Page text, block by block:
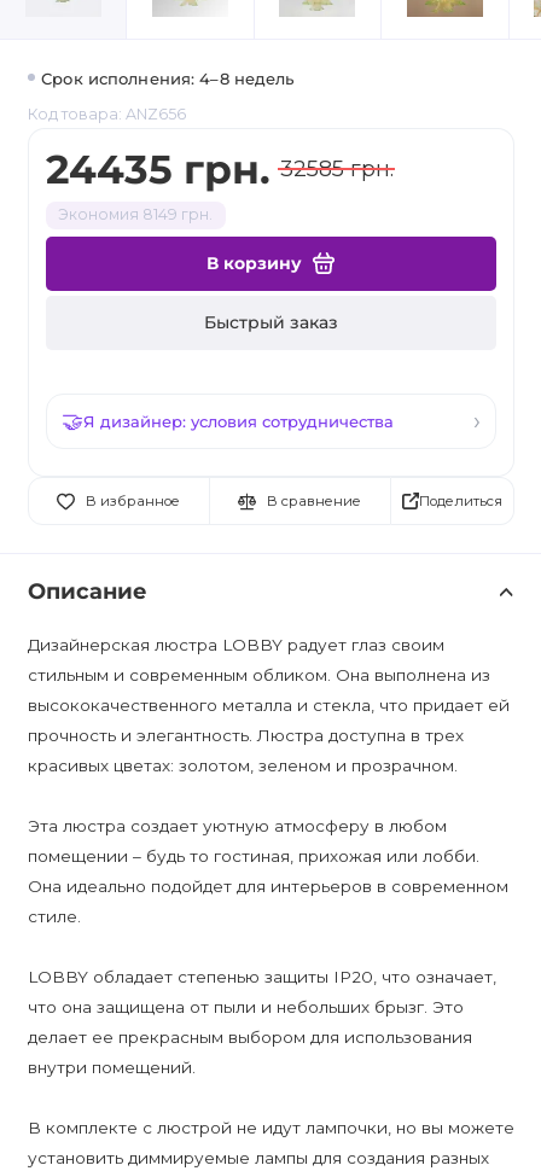
Срок исполнения: 4–8 недель
Код товара: ANZ656
24435 грн. 32585 грн.
Экономия 8149 грн.
В корзину
Быстрый заказ
Я дизайнер: условия сотрудничества
В избранное В сравнение Поделиться
Описание
Дизайнерская люстра LOBBY радует глаз своим
стильным и современным обликом. Она выполнена из
высококачественного металла и стекла, что придает ей
прочность и элегантность. Люстра доступна в трех
красивых цветах: золотом, зеленом и прозрачном.
Эта люстра создает уютную атмосферу в любом
помещении – будь то гостиная, прихожая или лобби.
Она идеально подойдет для интерьеров в современном
стиле.
LOBBY обладает степенью защиты IP20, что означает,
что она защищена от пыли и небольших брызг. Это
делает ее прекрасным выбором для использования
внутри помещений.
В комплекте с люстрой не идут лампочки, но вы можете
установить диммируемые лампы для создания разных